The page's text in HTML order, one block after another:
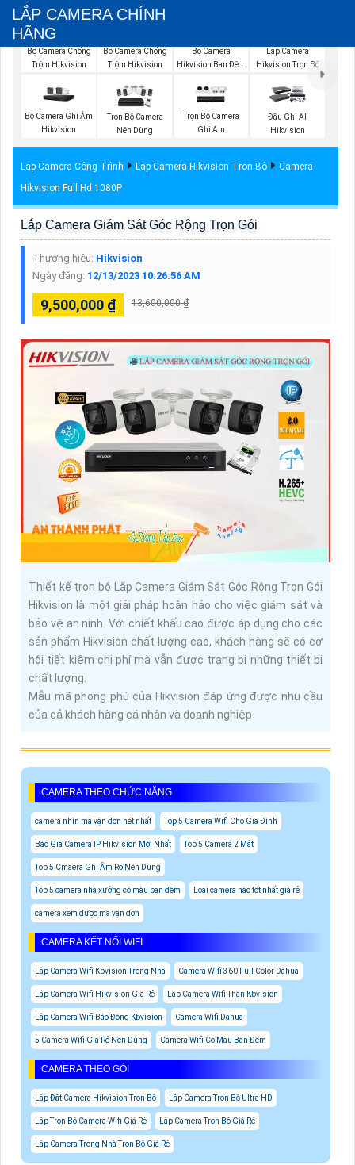
LẮP CAMERA CHÍNH
HÃNG
Bộ Camera Chống
Trộm Hikvision
Bô Camera Chống
Trộm Hikvision
Bộ Camera
Hikvision Ban Đêm
Lắp Camera
Hikvision Trọn Bộ
Bộ Camera Ghi Âm
Hikvision
Trọn Bộ Camera
Nên Dùng
Trọn Bộ Camera
Ghi Âm
Đầu Ghi AI
Hikvision
Lắp Camera Công Trình Lắp Camera Hikvision Trọn Bộ
Camera
Hikvision Full Hd 1080P
Lắp Camera Giám Sát Góc Rộng Trọn Gói
Thương hiệu: Hikvision
Ngày đăng: 12/13/2023 10:26:56 AM
9,500,000 ₫ 13,600,000 ₫
Thiết kế trọn bộ Lắp Camera Giám Sát Góc Rộng Trọn Gói
Hikvision là một giải pháp hoàn hảo cho việc giám sát và
bảo vệ an ninh. Với chiết khấu cao được áp dụng cho các
sản phẩm Hikvision chất lượng cao, khách hàng sẽ có cơ
hội tiết kiệm chi phí mà vẫn được trang bị những thiết bị
chất lượng.
Mẫu mã phong phú của Hikvision đáp ứng được nhu cầu
của cả khách hàng cá nhân và doanh nghiệp
CAMERA THEO CHỨC NĂNG
camera nhìn mã vận đơn nét nhất Top 5 Camera Wifi Cho Gia Đình
Báo Giá Camera IP Hikvision Mới Nhất Top 5 Camera 2 Mắt
Top 5 Cmaera Ghi Âm Rõ Nên Dùng
Top 5 camera nhà xưởng có màu ban đêm Loại camera nào tốt nhất giá rẻ
camera xem được mã vận đơn
CAMERA KẾT NỐI WIFI
Lắp Camera Wifi Kbvision Trong Nhà Camera Wifi 360 Full Color Dahua
Lắp Camera Wifi Hikvision Giá Rẻ Lắp Camera Wifi Thân Kbvision
Lắp Camera Wifi Báo Động Kbvision Camera Wifi Dahua
5 Camera Wifi Giá Rẻ Nên Dùng Camera Wifi Có Màu Ban Đêm
CAMERA THEO GÓI
Lắp Đặt Camera Hikvision Trọn Bộ Lắp Camera Trọn Bộ Ultra HD
Lắp Trọn Bộ Camera Wifi Giá Rẻ Lắp Camera Trọn Bộ Giá Rẻ
Lắp Camera Trong Nhà Trọn Bộ Giá Rẻ